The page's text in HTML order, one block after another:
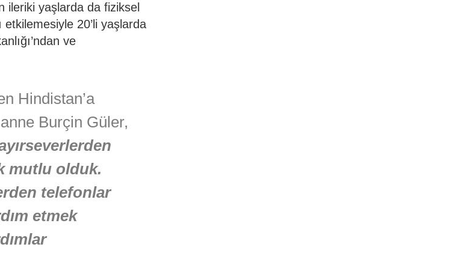
ileriki yaşlarda da fiziksel
20’li yaşlarda
ve
Hindistan’a
Burçin Güler,
mutlu olduk.
telefonlar
etmek